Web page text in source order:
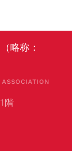
略称：
階